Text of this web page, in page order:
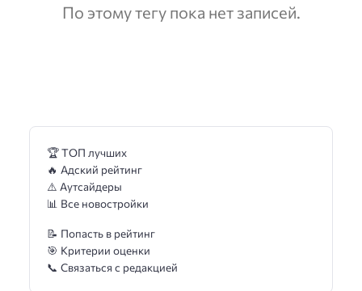
По этому тегу пока нет записей.
🏆 ТОП лучших
🔥 Адский рейтинг
⚠️ Аутсайдеры
📊 Все новостройки
📝 Попасть в рейтинг
🎯 Критерии оценки
📞 Связаться с редакцией